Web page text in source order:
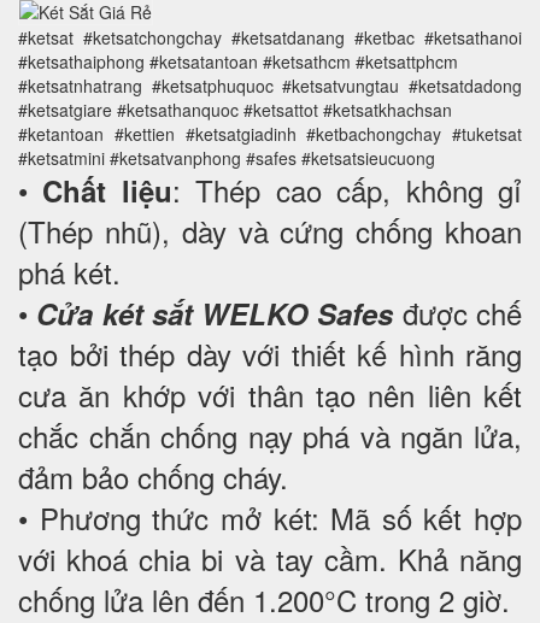
#ketsat #ketsatchongchay #ketsatdanang #ketbac #ketsathanoi
#ketsathaiphong #ketsatantoan #ketsathcm #ketsattphcm
#ketsatnhatrang #ketsatphuquoc #ketsatvungtau #ketsatdadong
#ketsatgiare #ketsathanquoc #ketsattot #ketsatkhachsan
#ketantoan #kettien #ketsatgiadinh #ketbachongchay #tuketsat
#ketsatmini #ketsatvanphong #safes #ketsatsieucuong
• Chất liệu: Thép cao cấp, không gỉ
(Thép nhũ), dày và cứng chống khoan
phá két.
• Cửa két sắt WELKO Safesđược chế
tạo bởi thép dày với thiết kế hình răng
cưa ăn khớp với thân tạo nên liên kết
chắc chắn chống nạy phá và ngăn lửa,
đảm bảo chống cháy.
• Phương thức mở két: Mã số kết hợp
với khoá chia bi và tay cầm. Khả năng
chống lửa lên đến 1.200°C trong 2 giờ.